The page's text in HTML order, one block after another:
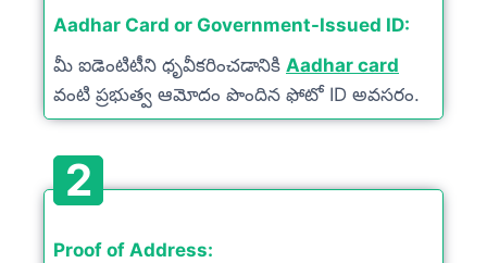
Aadhar Card or Government-Issued ID:
మీ ఐడెంటిటీని ధృవీకరించడానికి Aadhar card
వంటి ప్రభుత్వ ఆమోదం పొందిన ఫోటో ID అవసరం.
2
Proof of Address: